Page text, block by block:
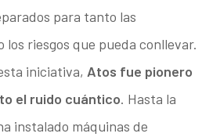
para tanto las
riesgos que pueda conllevar.
iniciativa, Atos fue pionero
el ruido cuántico. Hasta la
instalado máquinas de